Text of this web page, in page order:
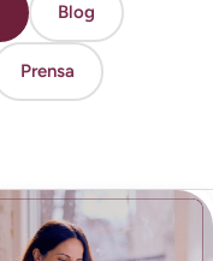
Blog
Prensa